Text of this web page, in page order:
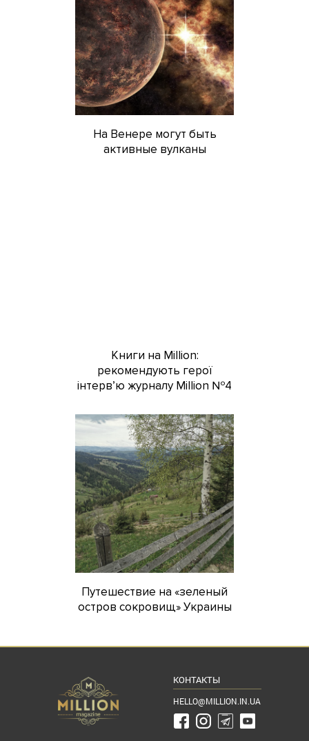
На Венере могут быть
активные вулканы
Книги на Million:
рекомендують герої
інтерв’ю журналу Million №4
Путешествие на «зеленый
остров сокровищ» Украины
КОНТАКТЫ
HELLO@MILLION.IN.UA